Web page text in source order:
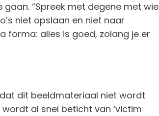
“Spreek met degene met wie
niet opslaan en niet naar
forma: alles is goed, zolang je er
dit beeldmateriaal niet wordt
al snel beticht van ‘victim